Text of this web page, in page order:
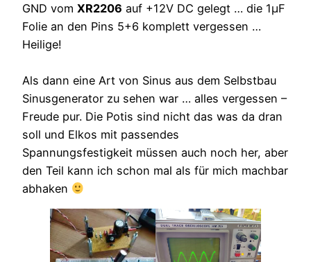
GND vom XR2206 auf +12V DC gelegt … die 1µF
Folie an den Pins 5+6 komplett vergessen …
Heilige!
Als dann eine Art von Sinus aus dem Selbstbau
Sinusgenerator zu sehen war … alles vergessen –
Freude pur. Die Potis sind nicht das was da dran
soll und Elkos mit passendes
Spannungsfestigkeit müssen auch noch her, aber
den Teil kann ich schon mal als für mich machbar
abhaken